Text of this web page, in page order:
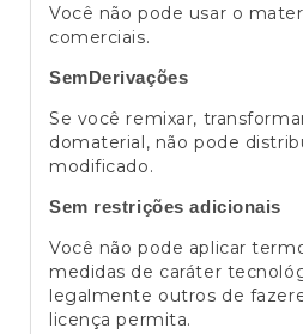
Você não pode usar o
comerciais.
SemDerivações
Se você remixar,
domaterial, não pode
modificado.
Sem restrições adicionais
Você não pode aplicar
medidas de caráter
legalmente outros de
licença permita.